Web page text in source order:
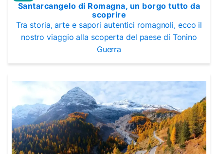
Santarcangelo di Romagna, un borgo tutto da
scoprire
Tra storia, arte e sapori autentici romagnoli, ecco il
nostro viaggio alla scoperta del paese di Tonino
Guerra